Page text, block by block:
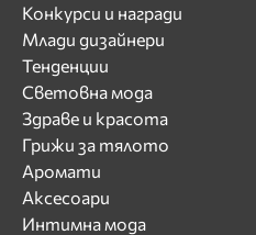
Конкурси и награди
Млади дизайнери
Тенденции
Световна мода
Здраве и красота
Грижи за тялото
Аромати
Аксесоари
Интимна мода